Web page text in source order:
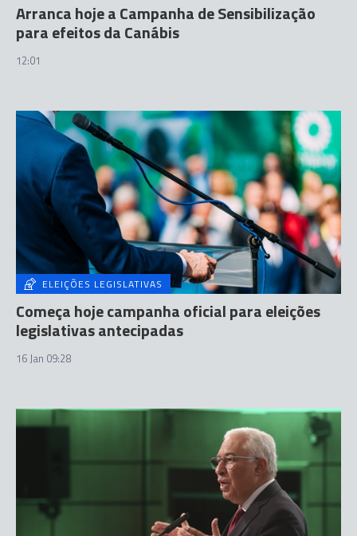
Arranca hoje a Campanha de Sensibilização
para efeitos da Canábis
12:01
ELEIÇÕES LEGISLATIVAS
Começa hoje campanha oficial para eleições
legislativas antecipadas
16 Jan 09:28